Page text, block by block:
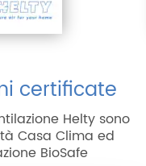
certificate
Helty sono
Casa Clima ed
BioSafe